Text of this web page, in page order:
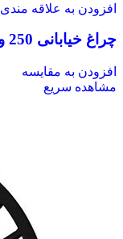
افزودن به علاقه مندی
چراغ خیابانی 250 وات صبا ترانس SMD
افزودن به مقایسه
مشاهده سریع